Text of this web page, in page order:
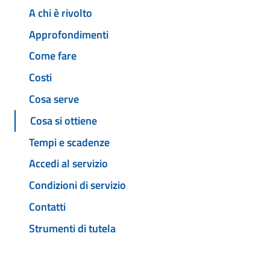
A chi è rivolto
Approfondimenti
Come fare
Costi
Cosa serve
Cosa si ottiene
Tempi e scadenze
Accedi al servizio
Condizioni di servizio
Contatti
Strumenti di tutela